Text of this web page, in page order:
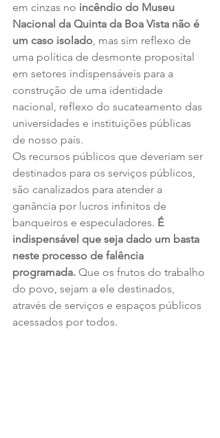
em cinzas no incêndio do Museu
Nacional da Quinta da Boa Vista não é
um caso isolado, mas sim reflexo de
uma política de desmonte proposital
em setores indispensáveis para a
construção de uma identidade
nacional, reflexo do sucateamento das
universidades e instituições públicas
de nosso país.
Os recursos públicos que deveriam ser
destinados para os serviços públicos,
são canalizados para atender a
ganância por lucros infinitos de
banqueiros e especuladores. É
indispensável que seja dado um basta
neste processo de falência
programada. Que os frutos do trabalho
do povo, sejam a ele destinados,
através de serviços e espaços públicos
acessados por todos.